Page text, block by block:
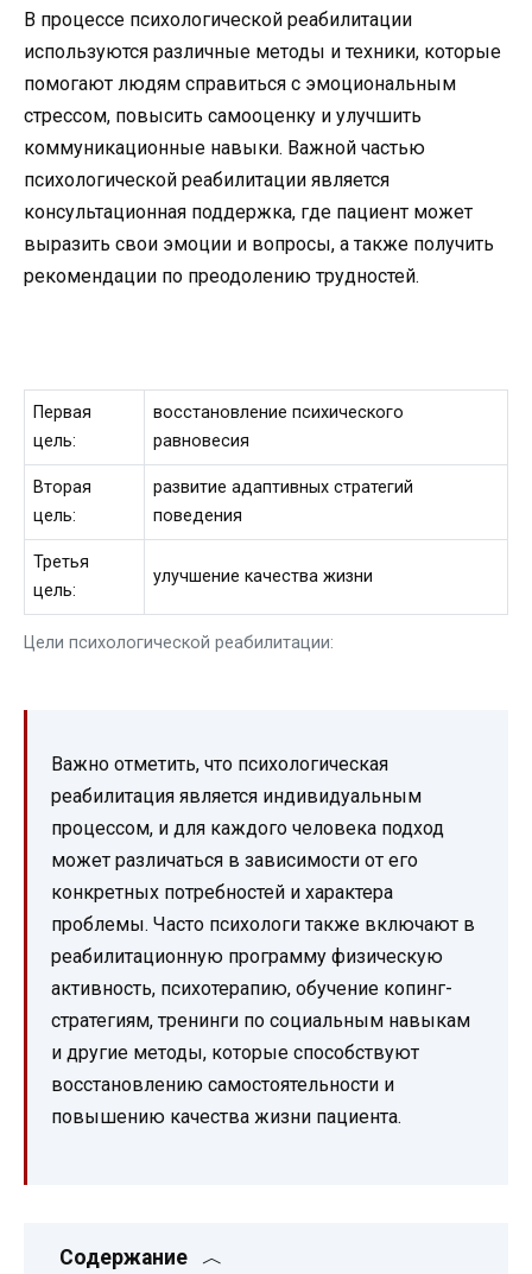
В процессе психологической реабилитации
используются различные методы и техники, которые
помогают людям справиться с эмоциональным
стрессом, повысить самооценку и улучшить
коммуникационные навыки. Важной частью
психологической реабилитации является
консультационная поддержка, где пациент может
выразить свои эмоции и вопросы, а также получить
рекомендации по преодолению трудностей.
Цели психологической реабилитации:
Первая
цель:
восстановление психического
равновесия
Вторая
цель:
развитие адаптивных стратегий
поведения
Третья
цель:
улучшение качества жизни
Важно отметить, что психологическая
реабилитация является индивидуальным
процессом, и для каждого человека подход
может различаться в зависимости от его
конкретных потребностей и характера
проблемы. Часто психологи также включают в
реабилитационную программу физическую
активность, психотерапию, обучение копинг-
стратегиям, тренинги по социальным навыкам
и другие методы, которые способствуют
восстановлению самостоятельности и
повышению качества жизни пациента.
Содержание